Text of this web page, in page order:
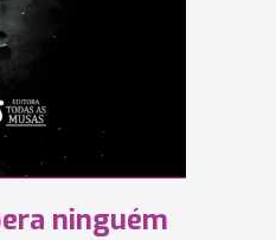
ninguém